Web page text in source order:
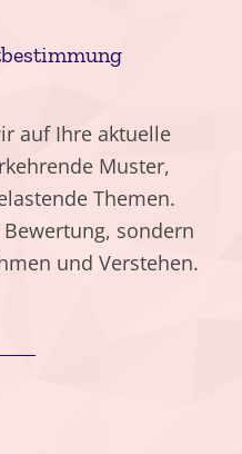
auf Ihre aktuelle
Muster,
Themen.
sondern
und Verstehen.